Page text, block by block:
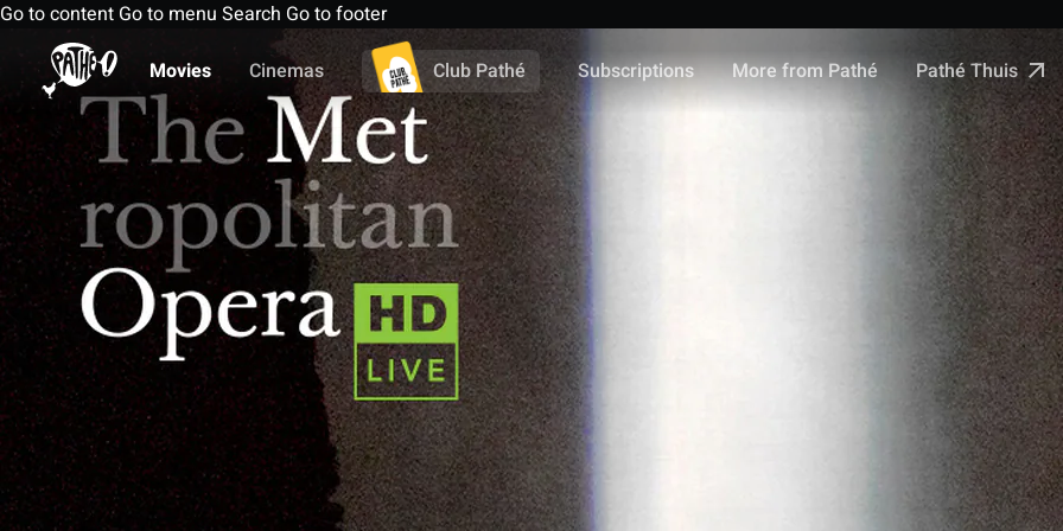
Go to content Go to menu Search Go to footer
Movies
Cinemas Club Pathé Subscriptions More from Pathé Pathé Thuis